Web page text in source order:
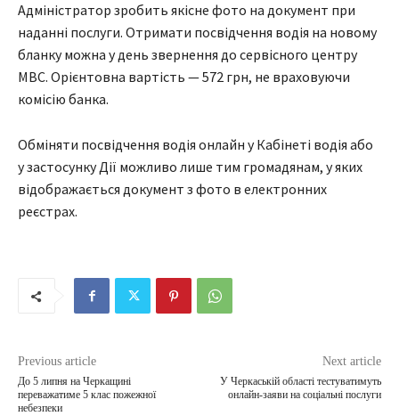
Адміністратор зробить якісне фото на документ при
наданні послуги. Отримати посвідчення водія на новому
бланку можна у день звернення до сервісного центру
МВС. Орієнтовна вартість — 572 грн, не враховуючи
комісію банка.
Обміняти посвідчення водія онлайн у Кабінеті водія або
у застосунку Дії можливо лише тим громадянам, у яких
відображається документ з фото в електронних
реєстрах.
Previous article
До 5 липня на Черкащині
переважатиме 5 клас пожежної
небезпеки
Next article
У Черкаській області тестуватимуть
онлайн-заяви на соціальні послуги